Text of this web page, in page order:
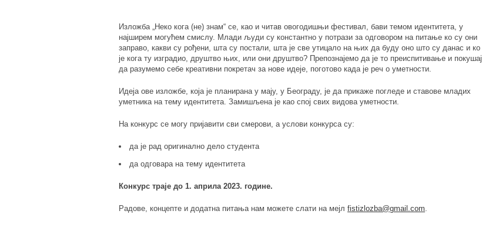
Изложба „Неко кога (не) знам“ се, као и читав овогодишњи фестивал, бави темом идентитета, у
најширем могућем смислу. Млади људи су константно у потрази за одговором на питање ко су они
заправо, какви су рођени, шта су постали, шта је све утицало на њих да буду оно што су данас и ко
је кога ту изградио, друштво њих, или они друштво? Препознајемо да је то преиспитивање и покушај
да разумемо себе креативни покретач за нове идеје, поготово када је реч о уметности.
Идеја ове изложбе, која је планирана у мају, у Београду, је да прикаже погледе и ставове младих
уметника на тему идентитета. Замишљена је као спој свих видова уметности.
На конкурс се могу пријавити сви смерови, а услови конкурса су:
да је рад оригинално дело студента
да одговара на тему идентитета
Конкурс траје до 1. априла 2023. године.
Радове, концепте и додатна питања нам можете слати на мејл fistizlozba@gmail.com.